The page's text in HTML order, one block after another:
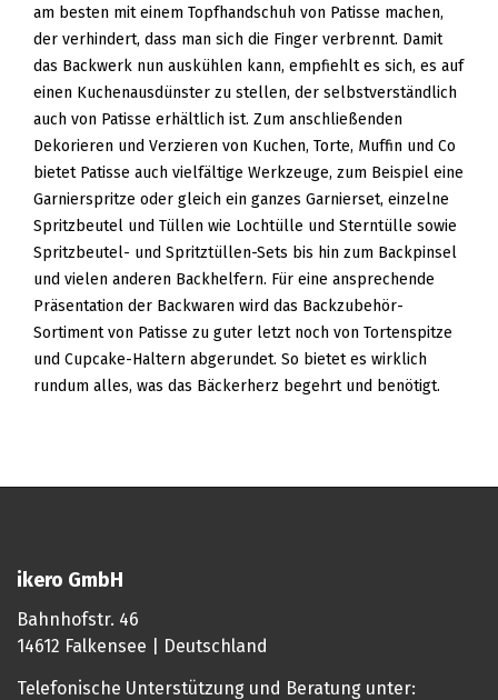
am besten mit einem Topfhandschuh von Patisse machen,
der verhindert, dass man sich die Finger verbrennt. Damit
das Backwerk nun auskühlen kann, empfiehlt es sich, es auf
einen Kuchenausdünster zu stellen, der selbstverständlich
auch von Patisse erhältlich ist. Zum anschließenden
Dekorieren und Verzieren von Kuchen, Torte, Muffin und Co
bietet Patisse auch vielfältige Werkzeuge, zum Beispiel eine
Garnierspritze oder gleich ein ganzes Garnierset, einzelne
Spritzbeutel und Tüllen wie Lochtülle und Sterntülle sowie
Spritzbeutel- und Spritztüllen-Sets bis hin zum Backpinsel
und vielen anderen Backhelfern. Für eine ansprechende
Präsentation der Backwaren wird das Backzubehör-
Sortiment von Patisse zu guter letzt noch von Tortenspitze
und Cupcake-Haltern abgerundet. So bietet es wirklich
rundum alles, was das Bäckerherz begehrt und benötigt.
ikero GmbH
Bahnhofstr. 46
14612 Falkensee | Deutschland
Telefonische Unterstützung und Beratung unter: